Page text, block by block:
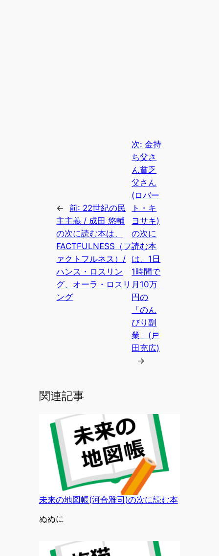
← 前: 22世紀の民
主主義 / 成田 悠輔
の次に読む本は、
FACTFULNESS（フ
ァクトフルネス）/
ハンス・ロスリン
グ、オーラ・ロスリ
ング
次:金持
ち父さ
ん貧乏
父さん
(ロバー
ト・キ
ヨサキ)
の次に
読む本
は、1日
1時間で
月10万
円の
「のん
びり副
業」(戸
田充広)
→
関連記事
未来の地図帳(河合雅司)の次に読む本
投稿者
ぬぬに